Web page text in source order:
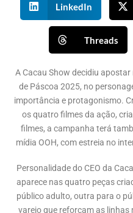
LinkedIn
Threads
A Cacau Show decidiu
de Páscoa 2025, no
importância e protagonismo.
os quatro filmes da ação,
filmes, a campanha terá
mídia OOH, com estreia no
Personalidade do CEO da
aparece nas quatro peças
público adulto, outra para o
varejo que reforçam as linhas